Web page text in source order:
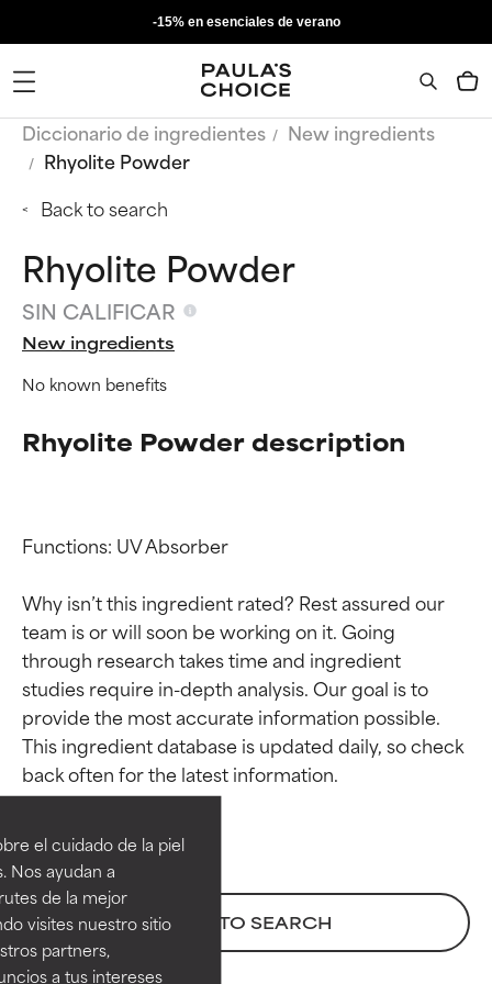
el cuidado de la piel
Nos ayudan a
de la mejor
visites nuestro sitio
partners,
a tus intereses
-15% en esenciales de verano
Diccionario de ingredientes
New ingredients
Rhyolite Powder
Back to search
Rhyolite Powder
SIN CALIFICAR
New ingredients
No known benefits
Rhyolite Powder description
Functions: UV Absorber
Why isn’t this ingredient rated? Rest assured our
team is or will soon be working on it. Going
through research takes time and ingredient
studies require in-depth analysis. Our goal is to
provide the most accurate information possible.
This ingredient database is updated daily, so check
BACK TO SEARCH
Calificaciones de
ingredientes
EXCELENTE
Ingrediente sobresaliente con
beneficios reales para la piel. Su
Calificaciones de
ingredientes
EXCELENTE
Ingrediente sobresaliente con
beneficios reales para la piel. Su